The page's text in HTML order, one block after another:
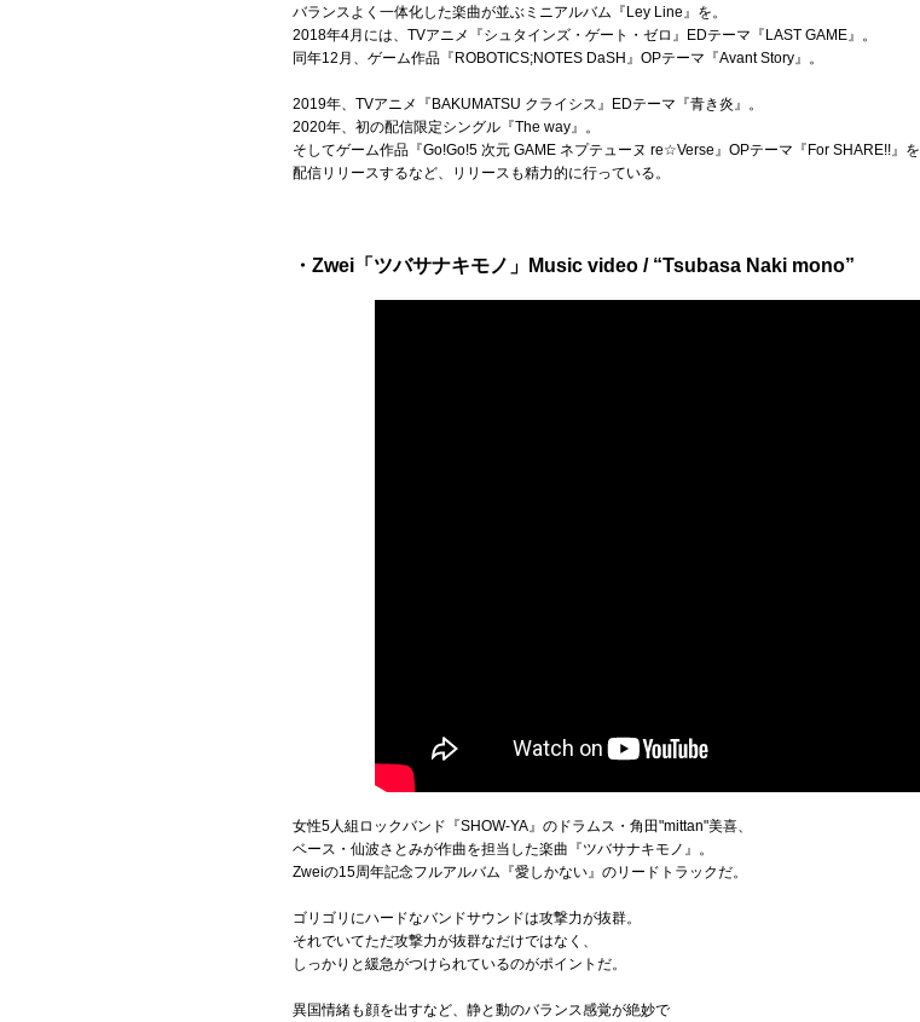
バランスよく一体化した楽曲が並ぶミニアルバム『Ley Line』を。
2018年4月には、TVアニメ『シュタインズ・ゲート・ゼロ』EDテーマ『LAST GAME』。
同年12月、ゲーム作品『ROBOTICS;NOTES DaSH』OPテーマ『Avant Story』。
2019年、TVアニメ『BAKUMATSU クライシス』EDテーマ『青き炎』。
2020年、初の配信限定シングル『The way』。
そしてゲーム作品『Go!Go!5 次元 GAME ネプテューヌ re☆Verse』OPテーマ『For SHARE!!』を
配信リリースするなど、リリースも精力的に行っている。
・Zwei「ツバサナキモノ」Music video / “Tsubasa Naki mono”
女性5人組ロックバンド『SHOW-YA』のドラムス・角田"mittan"美喜、
ベース・仙波さとみが作曲を担当した楽曲『ツバサナキモノ』。
Zweiの15周年記念フルアルバム『愛しかない』のリードトラックだ。
ゴリゴリにハードなバンドサウンドは攻撃力が抜群。
それでいてただ攻撃力が抜群なだけではなく、
しっかりと緩急がつけられているのがポイントだ。
異国情緒も顔を出すなど、静と動のバランス感覚が絶妙で